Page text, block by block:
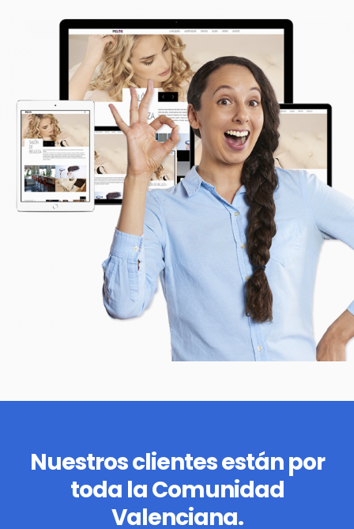
Nuestros clientes están por
toda la Comunidad
Valenciana.